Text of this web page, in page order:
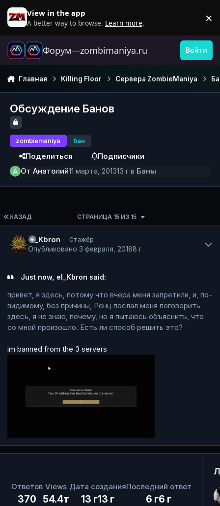
Перейти к содержанию
View in the app
A better way to browse. Learn more. ×
Форум—zombimaniya.ru Войти
Главная Killing Floor Сервера ZombieManiya
Обсуждение Банов
zombiemaniya бан
Поделиться
Подписчики
От Анатолий11 марта, 201313 г в Баны
ПЕРВАЯ СТРАНИЦА
НАЗАД СТРАНИЦА 15 ИЗ 15
el_Kbron Стажёр
Опубликовано 3 февраля, 20188 г
Just now, el_Kbron said:
привет, я здесь, потому что вчера меня запретили, и, по-
видимому, без причины, Ренц послал меня поговорить
здесь, я не знаю, почему, но я пытаюсь объяснить, что
со мной произошло. Есть ли способ решить это?
im banned from the 3 servers
Ответов
370
Views
54.4т
Дата создания
13 г13 г
Последний ответ
6 г6 г